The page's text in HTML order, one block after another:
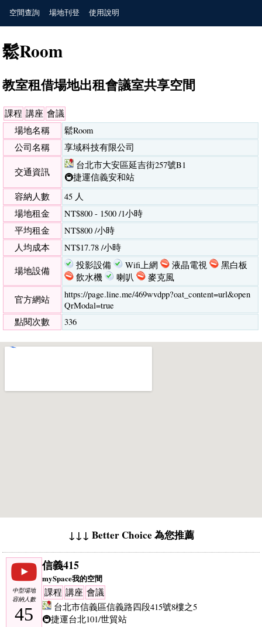
空間查詢 場地刊登 使用說明
鬆Room
教室租借場地出租會議室共享空間
課程 講座 會議
場地名稱
鬆Room
公司名稱
享域科技有限公司
交通資訊
台北市大安區延吉街257號B1
🚇捷運信義安和站
容納人數
45 人
場地租金
NT$800 - 1500 /1小時
平均租金
NT$800 /小時
人均成本
NT$17.78 /小時
場地設備
投影設備 Wifi上網 液晶電視
黑白板
飲水機
喇叭
麥克風
官方網站
https://page.line.me/469wvdpp?oat_content=url&open
QrModal=true
點閱次數
336
↓↓↓ Better Choice 為您推薦
中型場地
容納人數
45
信義415
mySpace我的空間
課程 講座 會議
台北市信義區信義路四段415號8樓之5
🚇捷運台北101/世貿站